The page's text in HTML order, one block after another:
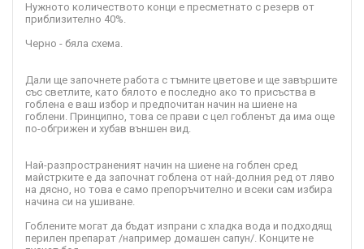
Нужното количеството конци е пресметнато с резерв от
приблизително 40%.
Черно - бяла схема.
Дали ще започнете работа с тъмните цветове и ще завършите
със светлите, като бялото е последно ако то присъства в
гоблена е ваш избор и предпочитан начин на шиене на
гоблени. Принципно, това се прави с цел гобленът да има още
по-обгрижен и хубав външен вид.
Най-разпространеният начин на шиене на гоблен сред
майстрките е да започнат гоблена от най-долния ред от ляво
на дясно, но това е само препоръчително и всеки сам избира
начина си на ушиване.
Гоблените могат да бъдат изпрани с хладка вода и подходящ
перилен препарат /например домашен сапун/. Конците не